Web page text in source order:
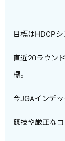
目標はHDCP
直近20ラウン
標。
今JGAインデ
競技や厳正なコ